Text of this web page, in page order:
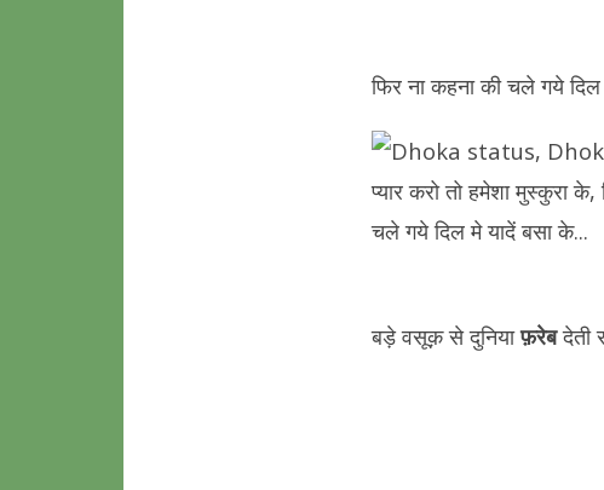
फिर ना कहना की चले गये
बड़े वसूक़ से दुनियाफ़रेबदेती